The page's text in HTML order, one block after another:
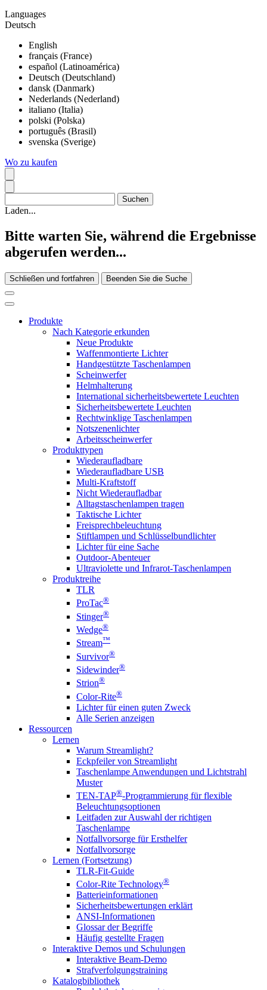
Languages
Deutsch
English
français (France)
español (Latinoamérica)
Deutsch (Deutschland)
dansk (Danmark)
Nederlands (Nederland)
italiano (Italia)
polski (Polska)
português (Brasil)
svenska (Sverige)
Wo zu kaufen
Laden...
Bitte warten Sie, während die Ergebnisse
abgerufen werden...
Schließen und fortfahren Beenden Sie die Suche
Produkte
Nach Kategorie erkunden
Neue Produkte
Waffenmontierte Lichter
Handgestützte Taschenlampen
Scheinwerfer
Helmhalterung
International sicherheitsbewertete Leuchten
Sicherheitsbewertete Leuchten
Rechtwinklige Taschenlampen
Notszenenlichter
Arbeitsscheinwerfer
Produkttypen
Wiederaufladbare
Wiederaufladbare USB
Multi-Kraftstoff
Nicht Wiederaufladbar
Alltagstaschenlampen tragen
Taktische Lichter
Freisprechbeleuchtung
Stiftlampen und Schlüsselbundlichter
Lichter für eine Sache
Outdoor-Abenteuer
Ultraviolette und Infrarot-Taschenlampen
Produktreihe
TLR
ProTac®
Stinger®
Wedge®
Stream™
Survivor®
Sidewinder®
Strion®
Color-Rite®
Lichter für einen guten Zweck
Alle Serien anzeigen
Ressourcen
Lernen
Warum Streamlight?
Eckpfeiler von Streamlight
Taschenlampe Anwendungen und Lichtstrahl
Muster
TEN-TAP®-Programmierung für flexible
Beleuchtungsoptionen
Leitfaden zur Auswahl der richtigen
Taschenlampe
Notfallvorsorge für Ersthelfer
Notfallvorsorge
Lernen (Fortsetzung)
TLR-Fit-Guide
Color-Rite Technology®
Batterieinformationen
Sicherheitsbewertungen erklärt
ANSI-Informationen
Glossar der Begriffe
Häufig gestellte Fragen
Interaktive Demos und Schulungen
Interaktive Beam-Demo
Strafverfolgungstraining
Katalogbibliothek